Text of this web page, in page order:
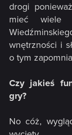
drogi
mieć wiele
wnętrzności i
o tym
Czy jakieś
gry?
No cóż,